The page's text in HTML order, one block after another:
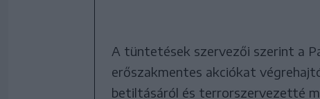
A tüntetések szervezői szerint a
erőszakmentes akciókat
betiltásáról és terrorszervezetté